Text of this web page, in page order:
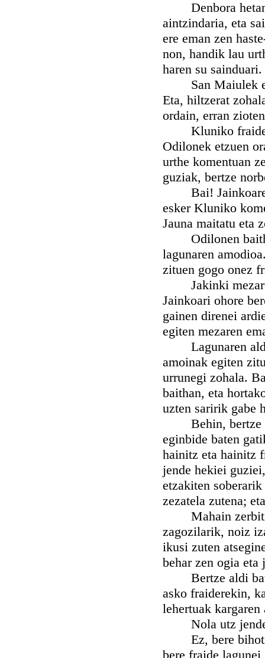
Denbora hetan
aintzindaria, eta
ere eman zen
non, handik lau
haren su sainduari.
San Maiulek ere
Eta, hiltzerat
ordain, erran
Kluniko fraidek
Odilonek etzuen
urthe komentuan
guziak, bertze
Bai! Jainkoaren
esker Kluniko
Jauna maitatu eta
Odilonen
lagunaren
zituen gogo onez
Jakinki
Jainkoari ohore
gainen direnei
egiten mezaren
Lagunaren
amoinak egiten
urrunegi zohala.
baithan, eta
uzten saririk gabe
Behin, bertze
eginbide baten
hainitz eta hainitz
jende hekiei
etzakiten
zezatela zutena;
Mahain
zagozilarik, noiz
ikusi zuten
behar zen ogia eta
Bertze aldi
asko fraiderekin,
lehertuak kargaren
Nola utz jende
Ez, bere
bere fraide